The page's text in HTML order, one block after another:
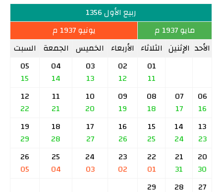
ربيع الأول 1356
مايو 1937 م
يونيو 1937 م
الأحد الإثنين الثلاثاء الأربعاء الخميس الجمعة السبت
01
11
02
12
03
13
04
14
05
15
06
16
07
17
08
18
09
19
10
20
11
21
12
22
13
23
14
24
15
25
16
26
17
27
18
28
19
29
20
30
21
31
22
01
23
02
24
03
25
04
26
05
27
28
29